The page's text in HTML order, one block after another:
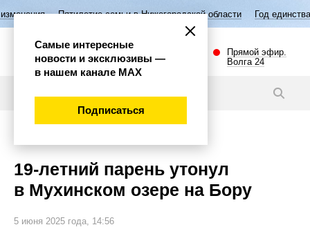
Пятилетие семьи в Нижегородской области Год единства народов
Прямой эфир.
Волга 24
19-летний парень утонул
в Мухинском озере на Бору
5 июня 2025 года, 14:56
Самые интересные
новости и эксклюзивы —
в нашем канале МАХ
Подписаться